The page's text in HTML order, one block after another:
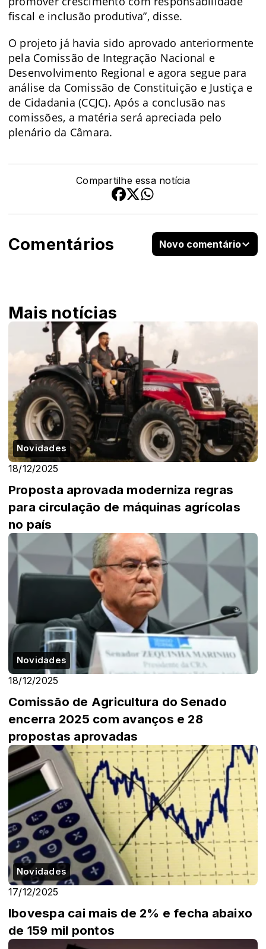
fiscal e inclusão produtiva”, disse.
O projeto já havia sido aprovado anteriormente
pela Comissão de Integração Nacional e
Desenvolvimento Regional e agora segue para
análise da Comissão de Constituição e Justiça e
de Cidadania (CCJC). Após a conclusão nas
comissões, a matéria será apreciada pelo
plenário da Câmara.
Compartilhe essa notícia
Comentários Novo comentário
Mais notícias
Novidades
18/12/2025
Proposta aprovada moderniza regras
para circulação de máquinas agrícolas
no país
Novidades
18/12/2025
Comissão de Agricultura do Senado
encerra 2025 com avanços e 28
propostas aprovadas
Novidades
17/12/2025
Ibovespa cai mais de 2% e fecha abaixo
de 159 mil pontos